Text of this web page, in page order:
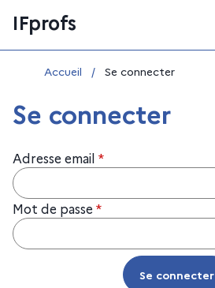
au
contenu
IFprofs
Vous êtes ici :
Accueil / Se connecter
Se connecter
Adresse email *
Mot de passe *
Se connecter
Se connecter